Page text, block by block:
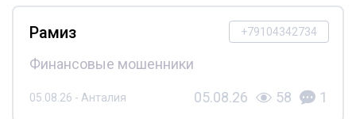
+79104342734
Рамиз
Финансовые мошенники
05.08.26 - Анталия 05.08.26 58 1